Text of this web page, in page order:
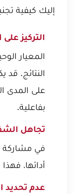
إليك كيفية
التركيز
المعيار
النتائج.
على المدى
بفاعلية.
تجاهل
في مشاركة
أدائها،
عدم تحديد